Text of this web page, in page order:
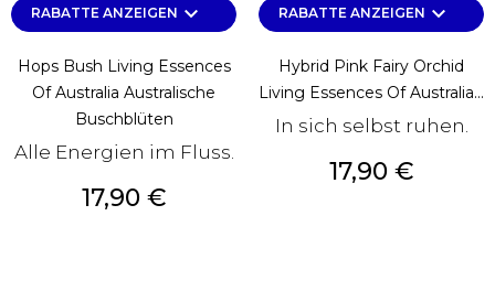
RABATTE ANZEIGEN keyboard_arrow_down
Hops Bush Living Essences
Of Australia Australische
Buschblüten
Alle Energien im Fluss.
Preis
17,90 €
RABATTE ANZEIGEN keyboard_arrow_down
Hybrid Pink Fairy Orchid
Living Essences Of Australia...
In sich selbst ruhen.
Preis
17,90 €